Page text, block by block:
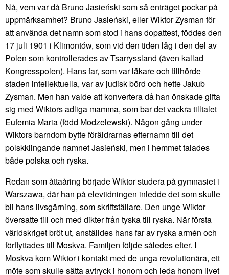
Nå, vem var då Bruno Jasieński som så enträget pockar på
uppmärksamhet? Bruno Jasieński, eller Wiktor Zysman för
att använda det namn som stod i hans dopattest, föddes den
17 juli 1901 i Klimontów, som vid den tiden låg i den del av
Polen som kontrollerades av Tsarryssland (även kallad
Kongresspolen). Hans far, som var läkare och tillhörde
staden intellektuella, var av judisk börd och hette Jakub
Zysman. Men han valde att konvertera då han önskade gifta
sig med Wiktors adliga mamma, som bar det vackra tilltalet
Eufemia Maria (född Modzelewski). Någon gång under
Wiktors barndom bytte föräldrarnas efternamn till det
polskklingande namnet Jasieński, men i hemmet talades
både polska och ryska.
Redan som åttaåring började Wiktor studera på gymnasiet i
Warszawa, där han på elevtidningen inledde det som skulle
bli hans livsgärning, som skriftställare. Den unge Wiktor
översatte till och med dikter från tyska till ryska. När första
världskriget bröt ut, anställdes hans far av ryska armén och
förflyttades till Moskva. Familjen följde således efter. I
Moskva kom Wiktor i kontakt med de unga revolutionära, ett
möte som skulle sätta avtryck i honom och leda honom livet